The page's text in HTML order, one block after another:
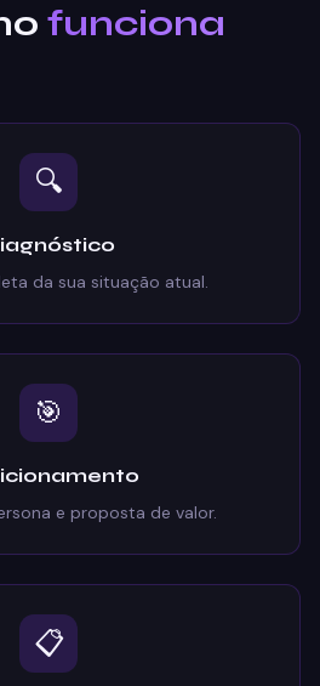
funciona
🔍
da sua situação atual.
🎯
e proposta de valor.
📋